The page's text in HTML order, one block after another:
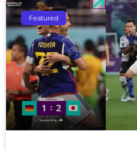
Featured